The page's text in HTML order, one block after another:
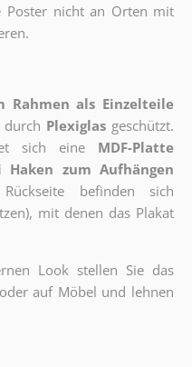
Poster nicht an Orten mit
Rahmen als Einzelteile
durch Plexiglas geschützt.
sich eine
MDF-Platte
Haken zum Aufhängen
befinden sich
mit denen das Plakat
Look stellen Sie das
auf Möbel und lehnen